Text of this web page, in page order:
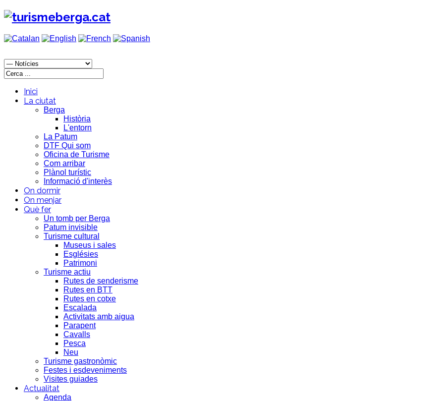
Inici
La ciutat
Berga
Història
L'entorn
La Patum
DTF Qui som
Oficina de Turisme
Com arribar
Plànol turístic
Informació d'interès
On dormir
On menjar
Què fer
Un tomb per Berga
Patum invisible
Turisme cultural
Museus i sales
Esglésies
Patrimoni
Turisme actiu
Rutes de senderisme
Rutes en BTT
Rutes en cotxe
Escalada
Activitats amb aigua
Parapent
Cavalls
Pesca
Neu
Turisme gastronòmic
Festes i esdeveniments
Visites guiades
Actualitat
Agenda